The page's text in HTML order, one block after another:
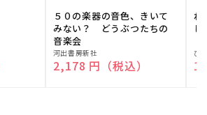
５０の楽器の音色、きいて
みない？ どうぶつたちの
音楽会
販
売
河出書房新社
通常価格
2,178 円（税込）
ね
販
売
ひ